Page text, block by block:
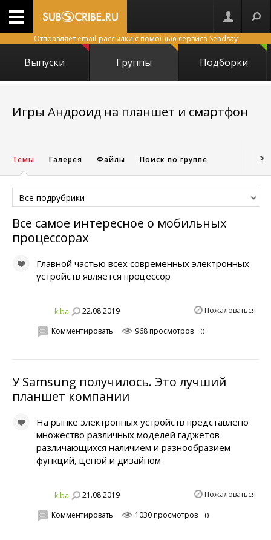
Отправляет email-рассылки с помощью сервиса Sendsay
Выпуски Группы Подборки
Игры Андроид на планшет и смартфон
16331
Темы Галерея Файлы Поиск по группе
Все подрубрики
Все самое интересное о мобильных
процессорах
Главной частью всех современных электронных
устройств является процессор
kiba 22.08.2019 Пожаловаться
Комментировать 968 просмотров 0
У Samsung получилось. Это лучший
планшет компании
На рынке электронных устройств представлено
множество различных моделей гаджетов
различающихся наличием и разнообразием
функций, ценой и дизайном
kiba 21.08.2019 Пожаловаться
Комментировать 1030 просмотров 0